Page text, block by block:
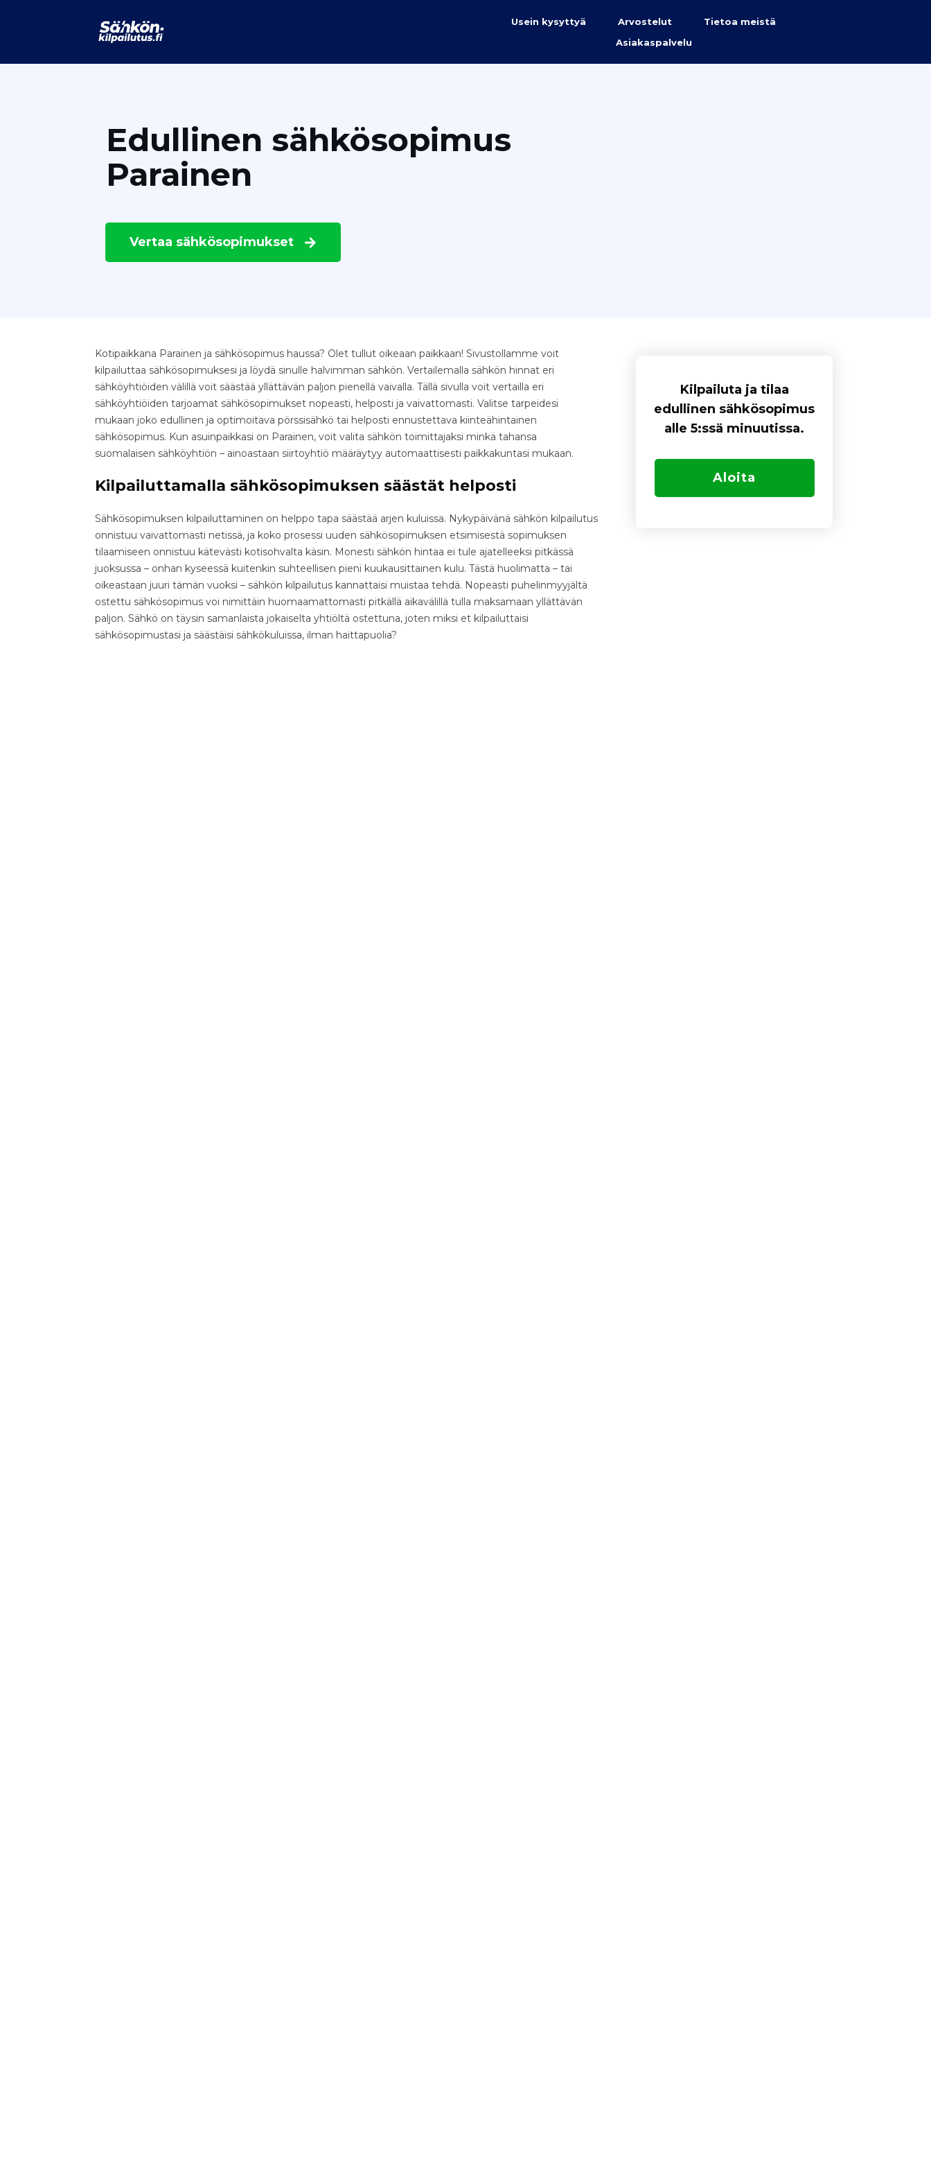
Usein kysyttyä Arvostelut
Tietoa meistä
Asiakaspalvelu
Edullinen sähkösopimus
Parainen
Vertaa sähkösopimukset
Kotipaikkana Parainen ja sähkösopimus haussa? Olet tullut oikeaan paikkaan! Sivustollamme voit
kilpailuttaa sähkösopimuksesi ja löydä sinulle halvimman sähkön. Vertailemalla sähkön hinnat eri
sähköyhtiöiden välillä voit säästää yllättävän paljon pienellä vaivalla. Tällä sivulla voit vertailla eri
sähköyhtiöiden tarjoamat sähkösopimukset nopeasti, helposti ja vaivattomasti. Valitse tarpeidesi
mukaan joko edullinen ja optimoitava pörssisähkö tai helposti ennustettava kiinteähintainen
sähkösopimus. Kun asuinpaikkasi on Parainen, voit valita sähkön toimittajaksi minkä tahansa
suomalaisen sähköyhtiön – ainoastaan siirtoyhtiö määräytyy automaattisesti paikkakuntasi mukaan.
Kilpailuttamalla sähkösopimuksen säästät helposti
Sähkösopimuksen kilpailuttaminen on helppo tapa säästää arjen kuluissa. Nykypäivänä sähkön kilpailutus
onnistuu vaivattomasti netissä, ja koko prosessi uuden sähkösopimuksen etsimisestä sopimuksen
tilaamiseen onnistuu kätevästi kotisohvalta käsin. Monesti sähkön hintaa ei tule ajatelleeksi pitkässä
juoksussa – onhan kyseessä kuitenkin suhteellisen pieni kuukausittainen kulu. Tästä huolimatta – tai
oikeastaan juuri tämän vuoksi – sähkön kilpailutus kannattaisi muistaa tehdä. Nopeasti puhelinmyyjältä
ostettu sähkösopimus voi nimittäin huomaamattomasti pitkällä aikavälillä tulla maksamaan yllättävän
paljon. Sähkö on täysin samanlaista jokaiselta yhtiöltä ostettuna, joten miksi et kilpailuttaisi
sähkösopimustasi ja säästäisi sähkökuluissa, ilman haittapuolia?
Kilpailuta ja tilaa
edullinen sähkösopimus
alle 5:ssä minuutissa.
Aloita